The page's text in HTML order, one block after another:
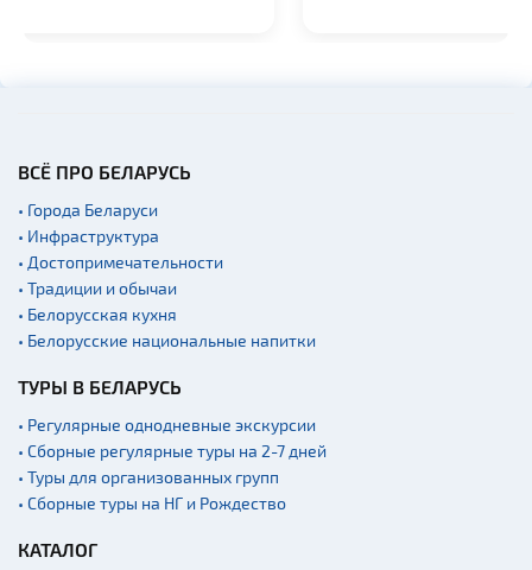
ВСЁ ПРО БЕЛАРУСЬ
• Города Беларуси
• Инфраструктура
• Достопримечательности
• Традиции и обычаи
• Белорусская кухня
• Белорусские национальные напитки
ТУРЫ В БЕЛАРУСЬ
• Регулярные однодневные экскурсии
• Сборные регулярные туры на 2-7 дней
• Туры для организованных групп
• Сборные туры на НГ и Рождество
КАТАЛОГ